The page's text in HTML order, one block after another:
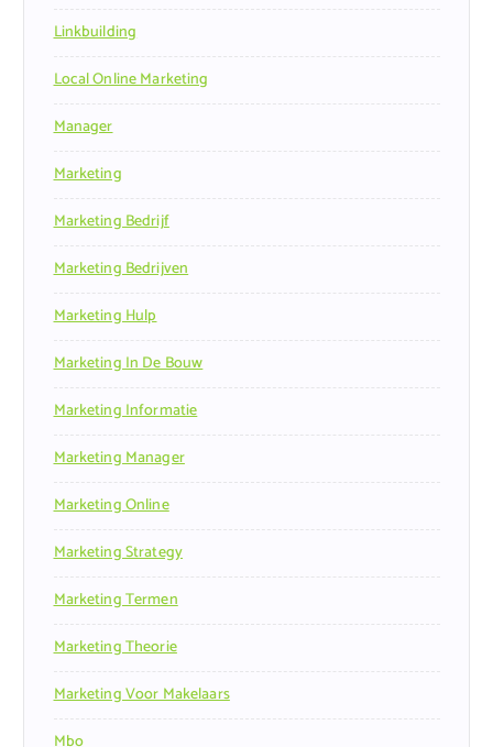
Linkbuilding
Local Online Marketing
Manager
Marketing
Marketing Bedrijf
Marketing Bedrijven
Marketing Hulp
Marketing In De Bouw
Marketing Informatie
Marketing Manager
Marketing Online
Marketing Strategy
Marketing Termen
Marketing Theorie
Marketing Voor Makelaars